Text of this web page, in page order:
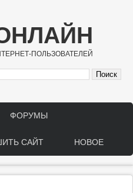
ПОЛЬЗОВАТЕЛЕЙ
ФОРУМЫ
САЙТ НОВОЕ